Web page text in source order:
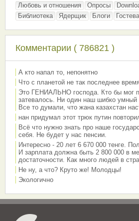
Любовь и отношения
Опросы
Библиотека
Ядерщик Блоги
Комментарии ( 786821 )
А кто напал то, непонятно
Что с планетой не так последнее
Это ГЕНИАЛЬНО господа. Кто бы мог
затевалось. Ни один наш шибко
Все то думали, что жана казахстан
нан придумал этот трюк путин
Всё что нужно знать про наше
себя. Не будет у нас пенсии.
Интересно - 20 лет 6 670 000 тенге.
И зарплата должна быть 2 800 000 в
достаточности. Как много людей в
Не ну, а что? Круто же! Молодцы!
Экологично